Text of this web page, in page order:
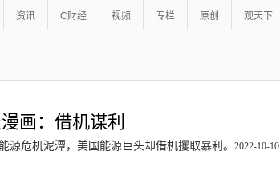
资讯 C财经 视频 专栏 原创 观天下
画：借机谋利
源危机泥潭，美国能源巨头却借机攫取暴利。2022-10-10